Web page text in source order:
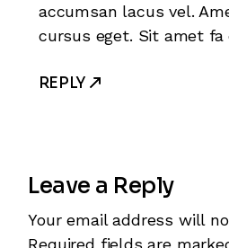
accumsan lacus vel.
cursus eget. Sit amet fa
REPLY
Leave a Reply
Your email address will